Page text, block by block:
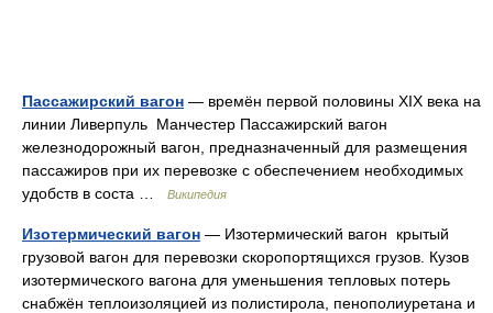
Пассажирский вагон — времён первой половины XIX века на
линии Ливерпуль Манчестер Пассажирский вагон
железнодорожный вагон, предназначенный для размещения
пассажиров при их перевозке с обеспечением необходимых
удобств в соста …
Википедия
Изотермический вагон — Изотермический вагон крытый
грузовой вагон для перевозки скоропортящихся грузов. Кузов
изотермического вагона для уменьшения тепловых потерь
снабжён теплоизоляцией из полистирола, пенополиуретана и